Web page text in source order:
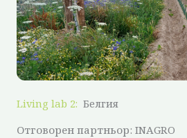
Living lab 2: Белгия
Отговорен партньор: INAGRO